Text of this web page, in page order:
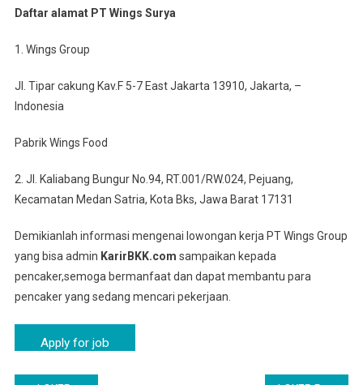
Daftar alamat PT Wings Surya
1. Wings Group
Jl. Tipar cakung Kav.F 5-7 East Jakarta 13910, Jakarta, –
Indonesia
Pabrik Wings Food
2. Jl. Kaliabang Bungur No.94, RT.001/RW.024, Pejuang,
Kecamatan Medan Satria, Kota Bks, Jawa Barat 17131
Demikianlah informasi mengenai lowongan kerja PT Wings Group
yang bisa admin KarirBKK.com sampaikan kepada
pencaker,semoga bermanfaat dan dapat membantu para
pencaker yang sedang mencari pekerjaan.